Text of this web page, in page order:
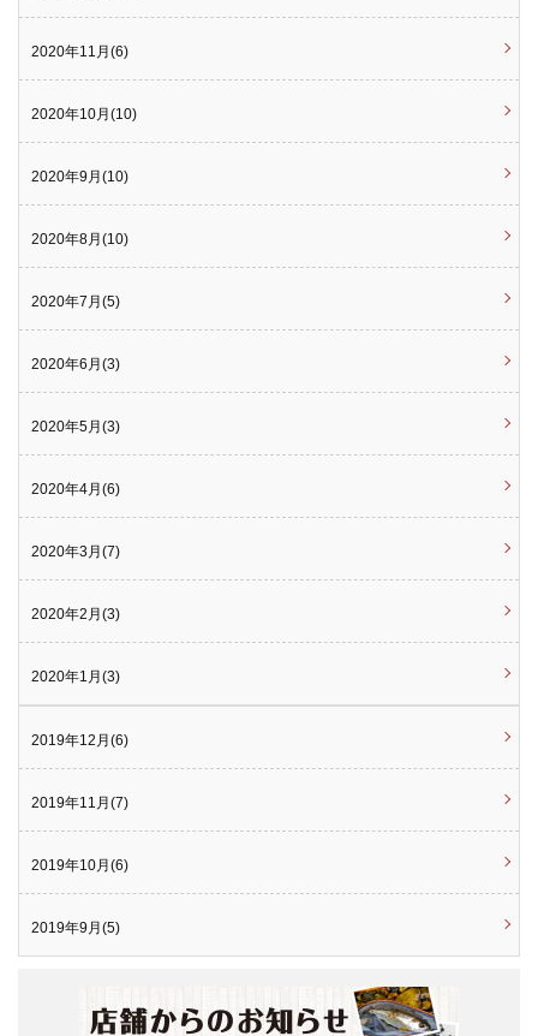
2020年11月(6)
2020年10月(10)
2020年9月(10)
2020年8月(10)
2020年7月(5)
2020年6月(3)
2020年5月(3)
2020年4月(6)
2020年3月(7)
2020年2月(3)
2020年1月(3)
2019年12月(6)
2019年11月(7)
2019年10月(6)
2019年9月(5)